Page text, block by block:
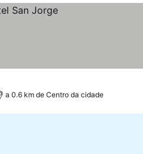
a 0.6 km de Centro da cidade